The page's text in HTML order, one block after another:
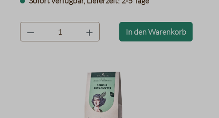
product.quantityLabel In den Warenkorb